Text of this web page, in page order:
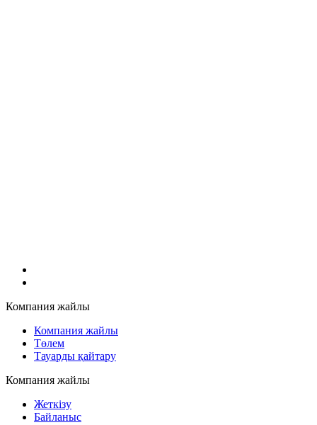
Компания жайлы
Компания жайлы
Төлем
Тауарды қайтару
Компания жайлы
Жеткізу
Байланыс